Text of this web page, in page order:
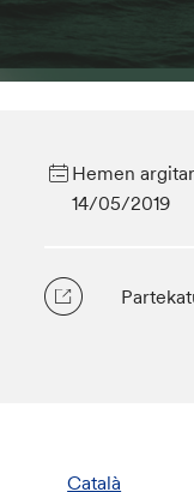
Hemen
14/05/2019
Català